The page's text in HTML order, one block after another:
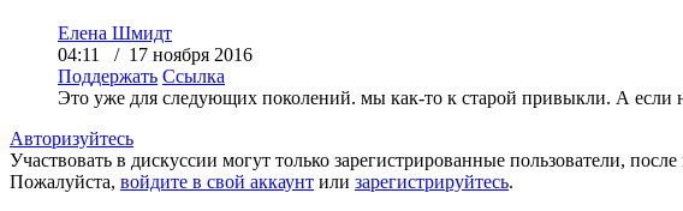
Елена Шмидт
04:11 / 17 ноября 2016
Поддержать Ссылка
Это уже для следующих поколений. мы как-то к старой привыкли. А если
Авторизуйтесь
Участвовать в дискуссии могут только зарегистрированные пользователи,
Пожалуйста, войдите в свой аккаунт или зарегистрируйтесь.